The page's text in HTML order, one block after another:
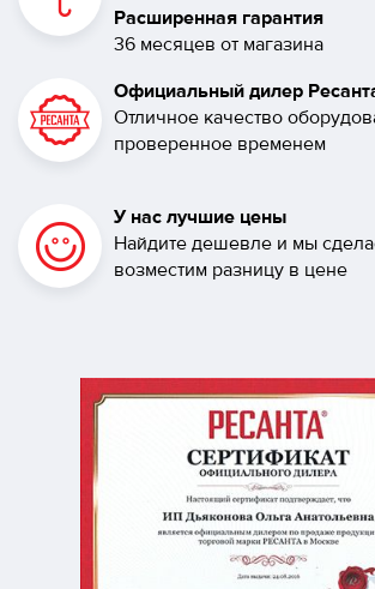
Расширенная гарантия
36 месяцев от магазина
Официальный дилер
Отличное качество
проверенное временем
У нас лучшие цены
Найдите дешевле и мы
возместим разницу в цене